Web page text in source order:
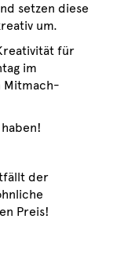
setzen diese
um.
für
im
Mitmach-
der
Preis!